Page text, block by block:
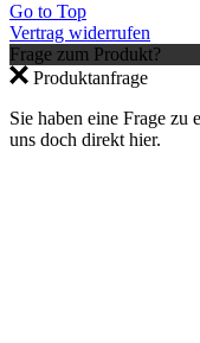
Jetzt
Einkauf
Go to Top
Vertrag widerrufen
Frage zum Produkt?
Produktanfrage
Sie haben eine Frage zu
uns doch direkt hier.